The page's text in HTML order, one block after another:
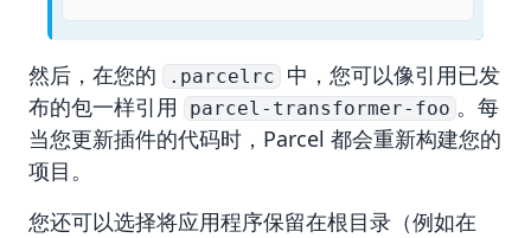
然后，在您的 .parcelrc
中，您可以像引用已发
布的包一样引用
parcel-transformer-foo 。每
当您更新插件的代码时，Parcel 都会重新构建您的
项目。
您还可以选择将应用程序保留在根目录（例如在